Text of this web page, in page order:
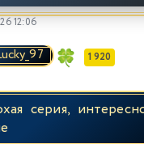
12:06
1 920
серия,